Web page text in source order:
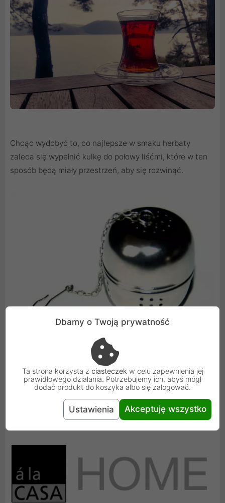
Chcąc wydobyć to, co najlepsze w smaku herbaty
zaleca się wypełnić kulkę do połowy liśćmi, które w ten
sposób będą miały przestrzeń, aby się rozwinąć.
a'la Casa to marka premium
Dbamy o Twoją prywatność
Ta strona korzysta z ciasteczek w celu zapewnienia jej
prawidłowego działania. Potrzebujemy ich, abyś mógł
dodać produkt do koszyka albo się zalogować.
Ustawienia Akceptuję wszystko